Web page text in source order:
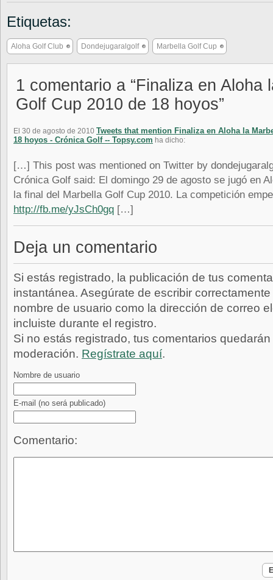
Etiquetas:
Aloha Golf Club Dondejugaralgolf Marbella Golf Cup
1 comentario a “Finaliza en Aloha
Golf Cup 2010 de 18 hoyos”
El 30 de agosto de 2010 Tweets that mention Finaliza en Aloha la
18 hoyos - Crónica Golf -- Topsy.com ha dicho:
[…] This post was mentioned on Twitter by
Crónica Golf said: El domingo 29 de agosto se jugó en
la final del Marbella Golf Cup 2010. La competición
http://fb.me/yJsCh0gq […]
Deja un comentario
Si estás registrado, la publicación de tus
instantánea. Asegúrate de escribir
nombre de usuario como la dirección de correo
incluiste durante el registro.
Si no estás registrado, tus comentarios
moderación. Regístrate aquí.
Nombre de usuario
E-mail (no será publicado)
Comentario: